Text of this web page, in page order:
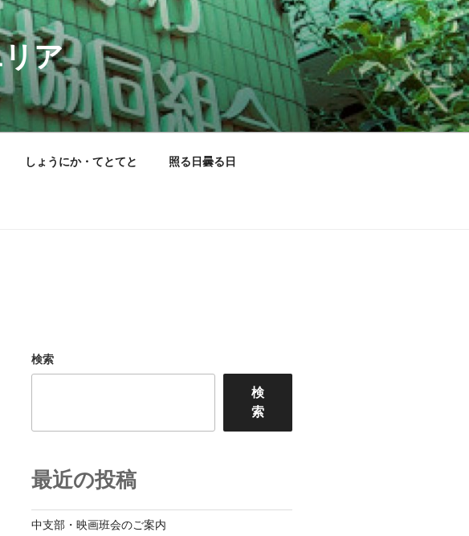
ア
しょうにか・てとてと 照る日曇る日
検索
検
索
最近の投稿
中支部・映画班会のご案内